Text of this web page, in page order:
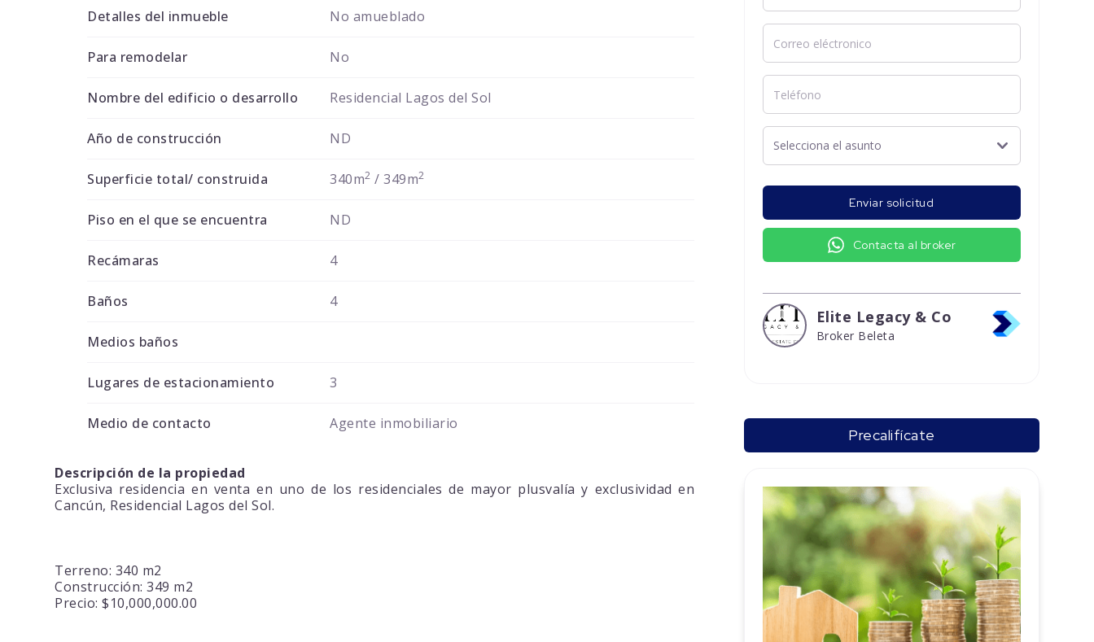
Detalles del inmueble No amueblado
Para remodelar No
Nombre del edificio o desarrollo Residencial Lagos del Sol
Año de construcción ND
Superficie total/ construida 340m2 / 349m2
Piso en el que se encuentra ND
Recámaras 4
Baños 4
Medios baños
Lugares de estacionamiento 3
Medio de contacto Agente inmobiliario
Descripción de la propiedad
Exclusiva residencia en venta en uno de los residenciales de mayor plusvalía y exclusividad en
Cancún, Residencial Lagos del Sol.
Terreno: 340 m2
Construcción: 349 m2
Precio: $10,000,000.00
Enviar solicitud
Contacta al broker
Elite Legacy & Co
Broker Beleta
Precalifícate